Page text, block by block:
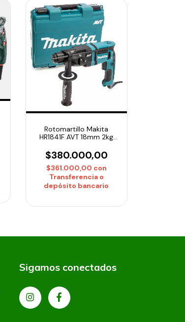
Rotomartillo Makita
HR1841F AVT 18mm 2kg
$380.000,00
$361.000,00 con
Transferencia o
depósito bancario
Sigamos conectados